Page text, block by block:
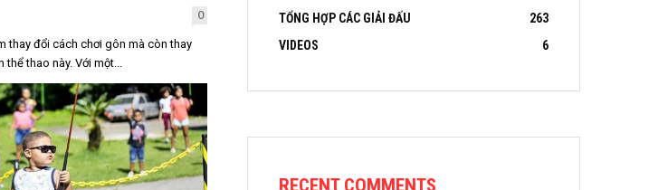
0
thay đổi cách chơi gôn mà còn thay
thao này. Với một...
TỔNG HỢP CÁC GIẢI ĐẤU
263
VIDEOS
6
RECENT COMMENTS